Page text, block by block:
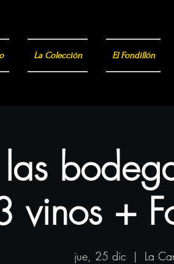
vinos +
jue, 25 dic
  |
La
La Colección El Fondillón